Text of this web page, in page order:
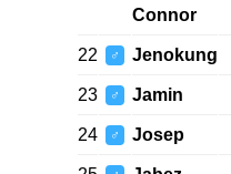
Connor
22 ♂ Jenokung
23 ♂ Jamin
24 ♂ Josep